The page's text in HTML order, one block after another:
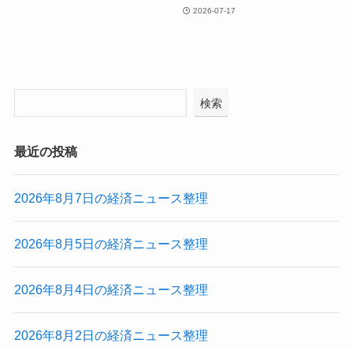
2026-07-17
検索
最近の投稿
2026年8月7日の経済ニュース整理
2026年8月5日の経済ニュース整理
2026年8月4日の経済ニュース整理
2026年8月2日の経済ニュース整理